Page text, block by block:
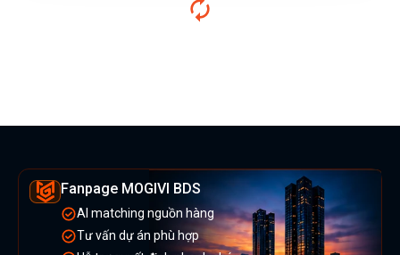
Fanpage MOGIVI BDS
AI matching nguồn hàng
Tư vấn dự án phù hợp